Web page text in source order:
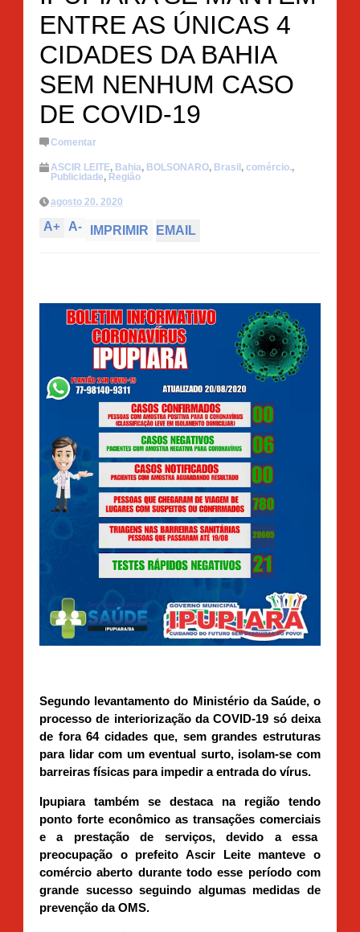
ENTRE AS ÚNICAS 4
CIDADES DA BAHIA
SEM NENHUM CASO
DE COVID-19
Comentar
ASCIR LEITE, Bahia, BOLSONARO, Brasil, comércio.,
Publicidade, Região
agosto 20, 2020
A+ A- IMPRIMIR EMAIL
Segundo levantamento do Ministério da Saúde, o
processo de interiorização da COVID-19 só deixa
de fora 64 cidades que, sem grandes estruturas
para lidar com um eventual surto, isolam-se com
barreiras físicas para impedir a entrada do vírus.
Ipupiara também se destaca na região tendo
ponto forte econômico as transações comerciais
e a prestação de serviços, devido a essa
preocupação o prefeito Ascir Leite manteve o
comércio aberto durante todo esse período com
grande sucesso seguindo algumas medidas de
prevenção da OMS.